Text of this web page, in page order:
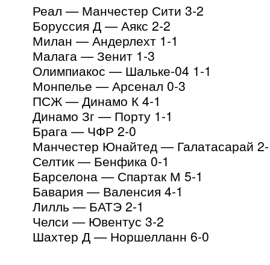
Реал — Манчестер Сити 3-2
Боруссия Д — Аякс 2-2
Милан — Андерлехт 1-1
Малага — Зенит 1-3
Олимпиакос — Шальке-04 1-1
Монпелье — Арсенал 0-3
ПСЖ — Динамо К 4-1
Динамо Зг — Порту 1-1
Брага — ЧФР 2-0
Манчестер Юнайтед — Галатасарай
Селтик — Бенфика 0-1
Барселона — Спартак М 5-1
Бавария — Валенсия 4-1
Лилль — БАТЭ 2-1
Челси — Ювентус 3-2
Шахтер Д — Норшелланн 6-0